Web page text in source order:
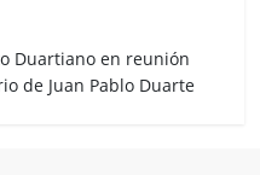
Duartiano en reunión
de Juan Pablo Duarte